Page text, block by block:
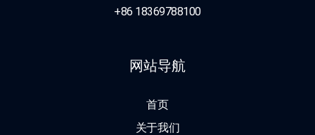
+86 18369788100
网站导航
首页
关于我们